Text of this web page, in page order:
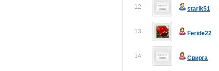
12 starik51
13 Feride22
14 Свирга